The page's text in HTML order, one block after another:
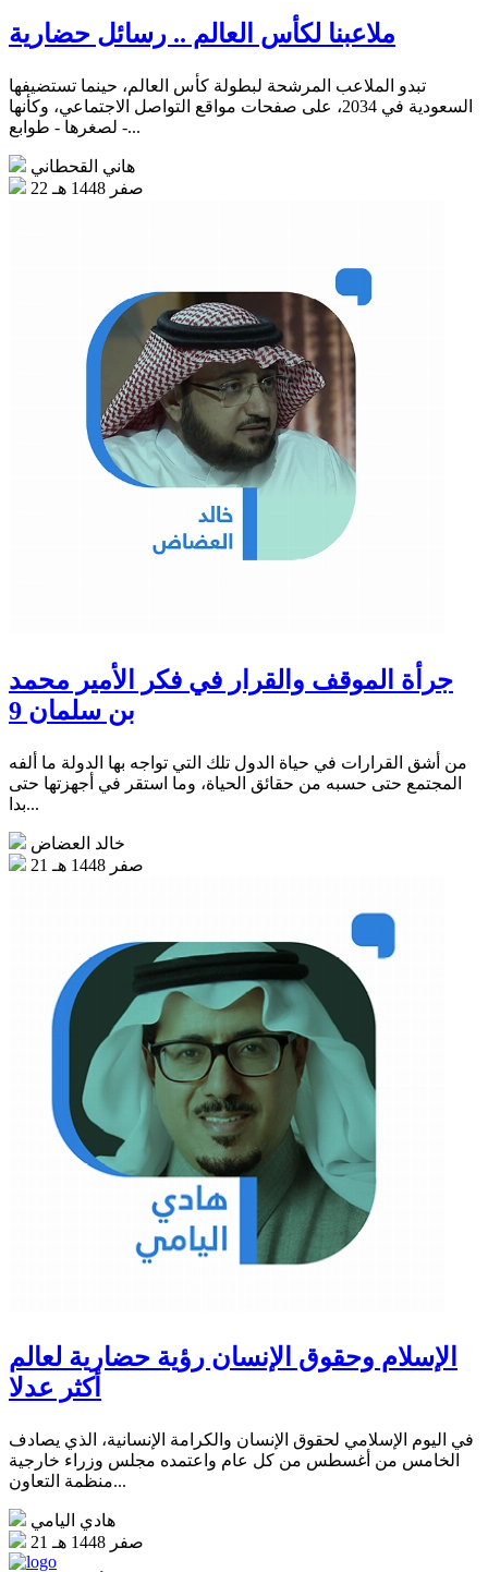
ملاعبنا لكأس العالم .. رسائل حضارية
تبدو الملاعب المرشحة لبطولة كأس العالم، حينما تستضيفها
السعودية في 2034، على صفحات مواقع التواصل الاجتماعي، وكأنها
- لصغرها - طوابع...
هاني القحطاني
22 صفر 1448 هـ
جرأة الموقف والقرار في فكر الأمير محمد
بن سلمان 9
من أشق القرارات في حياة الدول تلك التي تواجه بها الدولة ما ألفه
المجتمع حتى حسبه من حقائق الحياة، وما استقر في أجهزتها حتى
بدا...
خالد العضاض
21 صفر 1448 هـ
الإسلام وحقوق الإنسان رؤية حضارية لعالم
أكثر عدلا
في اليوم الإسلامي لحقوق الإنسان والكرامة الإنسانية، الذي يصادف
الخامس من أغسطس من كل عام واعتمده مجلس وزراء خارجية
منظمة التعاون...
هادي اليامي
21 صفر 1448 هـ